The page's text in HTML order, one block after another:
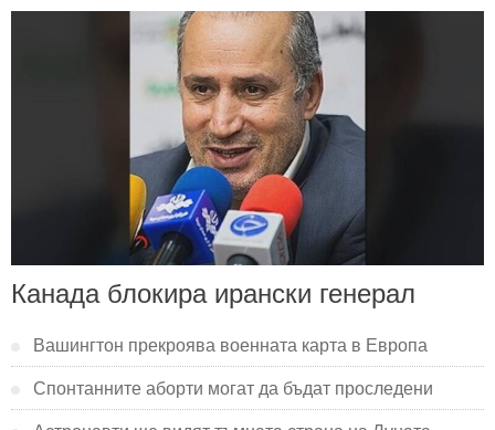
Канада блокира ирански генерал
Вашингтон прекроява военната карта в Европа
Спонтанните аборти могат да бъдат проследени